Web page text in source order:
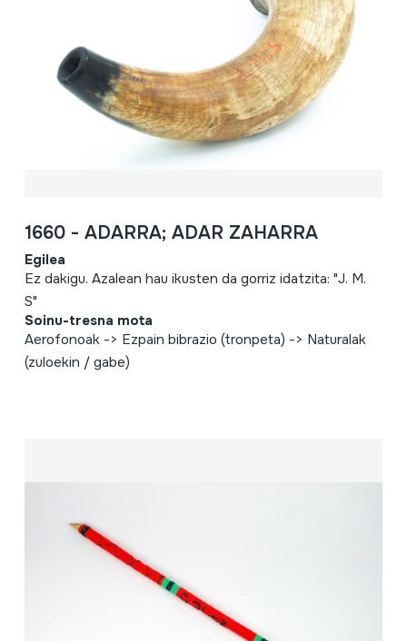
1660 - ADARRA; ADAR ZAHARRA
Egilea
Ez dakigu. Azalean hau ikusten da gorriz idatzita: "J. M.
S"
Soinu-tresna mota
Aerofonoak -> Ezpain bibrazio (tronpeta) -> Naturalak
(zuloekin / gabe)